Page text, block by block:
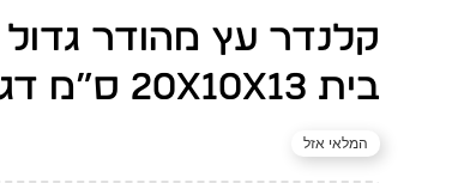
קלנדר עץ מהודר גדול
בית 20x10x13 ס”מ דגם 4605
המלאי אזל